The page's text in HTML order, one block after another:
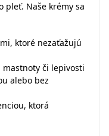
pleť. Naše krémy sa
ktoré nezaťažujú
či lepivosti
alebo bez
ktorá